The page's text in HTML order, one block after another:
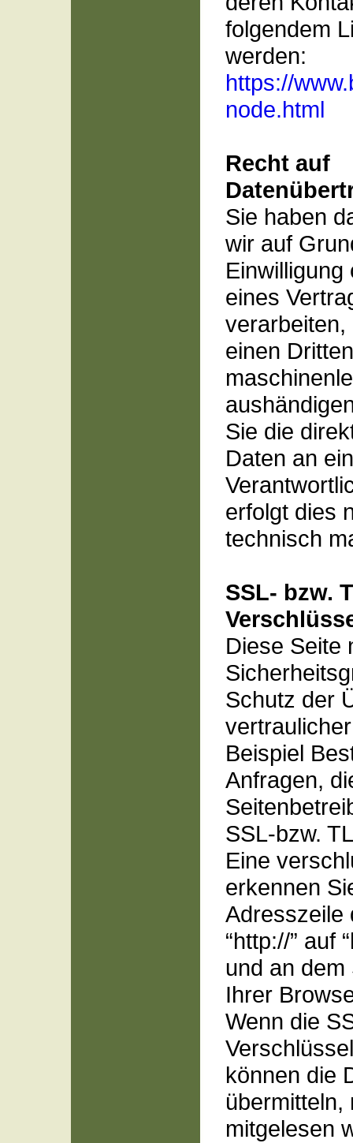
folgendem
werden:
https://
node.html
Recht auf
Sie haben
wir auf
Einwilligung
eines
einen
Sie die
Daten an
erfolgt dies
technisch
SSL- bzw.
Diese Seite
Schutz der
Beispiel
Anfragen,
SSL-bzw.
Eine
erkennen
Adresszeile
“http://” auf
und an
Ihrer
Wenn die
können die
übermitteln,
mitgelesen